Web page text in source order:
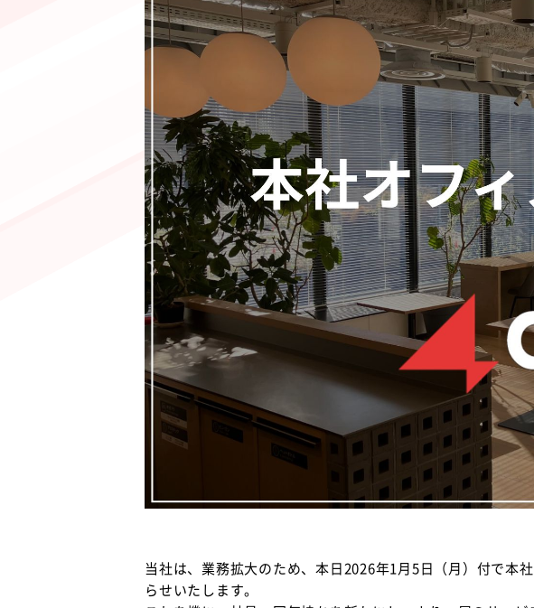
当社は、業務拡大のため、本日2026年1月5日（月）付で本
らせいたします。